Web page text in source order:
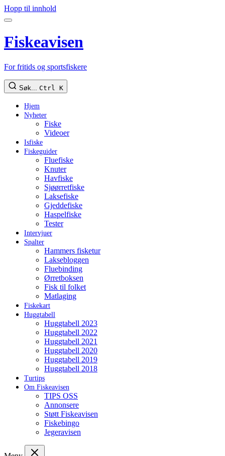
Hopp til innhold
Fiskeavisen
For fritids og sportsfiskere
Søk... Ctrl K
Hjem
Nyheter
Fiske
Videoer
Isfiske
Fiskeguider
Fluefiske
Knuter
Havfiske
Sjøørretfiske
Laksefiske
Gjeddefiske
Haspelfiske
Tester
Intervjuer
Spalter
Hammers fisketur
Laksebloggen
Fluebinding
Ørretboksen
Fisk til folket
Matlaging
Fiskekart
Huggtabell
Huggtabell 2023
Huggtabell 2022
Huggtabell 2021
Huggtabell 2020
Huggtabell 2019
Huggtabell 2018
Turtips
Om Fiskeavisen
TIPS OSS
Annonsere
Støtt Fiskeavisen
Fiskebingo
Jegeravisen